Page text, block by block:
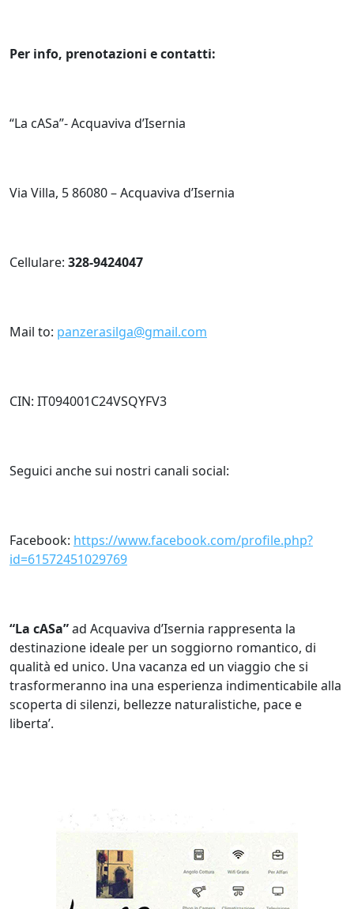
Per info, prenotazioni e contatti:
“La cASa”- Acquaviva d’Isernia
Via Villa, 5 86080 – Acquaviva d’Isernia
Cellulare: 328-9424047
Mail to: panzerasilga@gmail.com
CIN: IT094001C24VSQYFV3
Seguici anche sui nostri canali social:
Facebook: https://www.facebook.com/profile.php?
id=61572451029769
“La cASa”ad Acquaviva d’Isernia rappresenta la
destinazione ideale per un soggiorno romantico, di
qualità ed unico. Una vacanza ed un viaggio che si
trasformeranno ina una esperienza indimenticabile alla
scoperta di silenzi, bellezze naturalistiche, pace e
liberta’.